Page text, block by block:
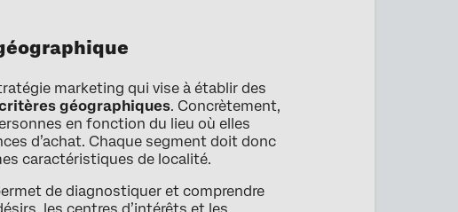
marketing qui vise à établir des
géographiques. Concrètement,
en fonction du lieu où elles
d’achat. Chaque segment doit donc
caractéristiques de localité.
de diagnostiquer et comprendre
les centres d’intérêts et les